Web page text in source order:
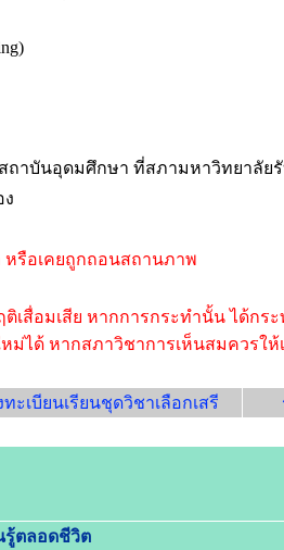
ถาบันอุดมศึกษา ที่สภามหาวิทยาลัยรั
หรือเคยถูกถอนสถานภาพ
สื่อมเสีย หากการกระทำนั้น ได้กระ
ได้ หากสภาวิชาการเห็นสมควรให้
ทะเบียนเรียนชุดวิชาเลือกเสรี
รู้ตลอดชีวิต